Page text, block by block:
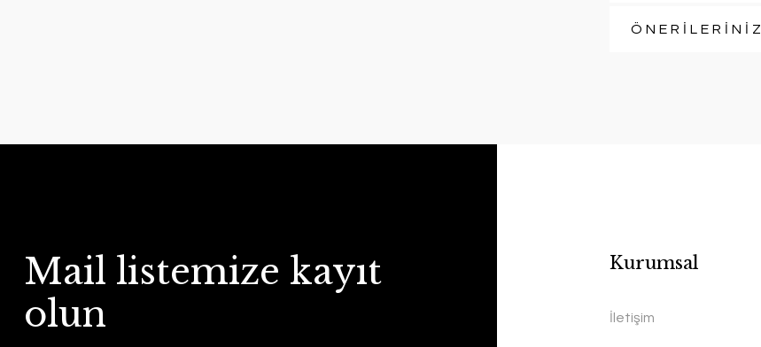
ÖNERİLERİNİZ
Mail listemize kayıt
olun
Kurumsal
İletişim